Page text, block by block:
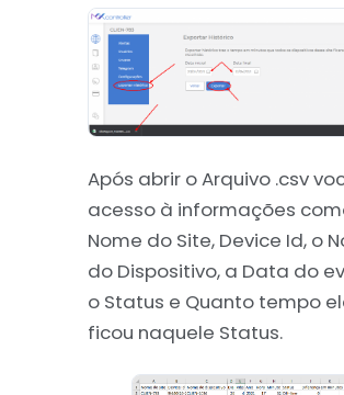
Após abrir o Arquivo .csv
acesso à informações
Nome do Site, Device Id, o
do Dispositivo, a Data do
o Status e Quanto tempo
ficou naquele Status.